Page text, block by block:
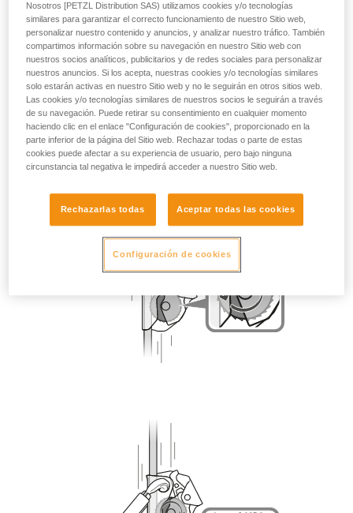
Una vez el ASAP o ASAP LOCK colocado en la cuerda, haga
deslizar su aparato bruscamente hacia abajo. Un
movimiento rápido de la mano permite alcanzar fácilmente la
velocidad de 2 m/s, el aparato debe bloquear. Si no bloquea,
compruebe su instalación o inspeccione el estado del
aparato.
Nosotros [PETZL Distribution SAS) utilizamos cookies y/o tecnologías
similares para garantizar el correcto funcionamiento de nuestro Sitio web,
personalizar nuestro contenido y anuncios, y analizar nuestro tráfico. También
compartimos información sobre su navegación en nuestro Sitio web con
nuestros socios analíticos, publicitarios y de redes sociales para personalizar
nuestros anuncios. Si los acepta, nuestras cookies y/o tecnologías similares
solo estarán activas en nuestro Sitio web y no le seguirán en otros sitios web.
Las cookies y/o tecnologías similares de nuestros socios le seguirán a través
de su navegación. Puede retirar su consentimiento en cualquier momento
haciendo clic en el enlace "Configuración de cookies", proporcionado en la
parte inferior de la página del Sitio web. Rechazar todas o parte de estas
cookies puede afectar a su experiencia de usuario, pero bajo ninguna
circunstancia tal negativa le impedirá acceder a nuestro Sitio web.
Rechazarlas todas Aceptar todas las cookies
Configuración de cookies